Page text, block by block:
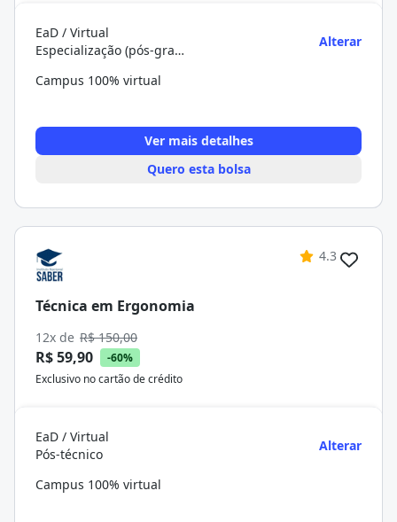
EaD / Virtual
Especialização (pós-graduação)
Alterar
Campus 100% virtual
Ver mais detalhes
Quero esta bolsa
4.3
Técnica em Ergonomia
12x de R$ 150,00
R$ 59,90
-60%
Exclusivo no cartão de crédito
EaD / Virtual
Pós-técnico
Alterar
Campus 100% virtual